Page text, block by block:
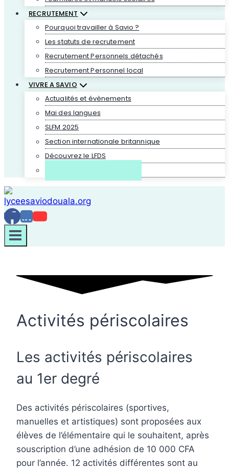
RECRUTEMENT
Pourquoi travailler à Savio ?
Les statuts de recrutement
Recrutement Personnels détachés
Recrutement Personnel local
VIVRE A SAVIO
Actualités et évènements
Mai des langues
SLFM 2025
Section internationale britannique
Découvrez le LFDS
Activités périscolaires
Les activités périscolaires
au 1er degré
Des activités périscolaires (sportives,
manuelles et artistiques) sont proposées aux
élèves de l’élémentaire qui le souhaitent, après
souscription d’une adhésion de 10 000 CFA
pour l’année. 12 activités différentes sont au